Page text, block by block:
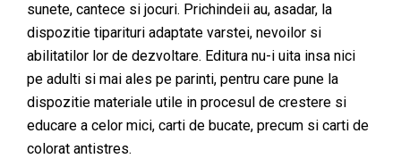
sunete, cantece si jocuri. Prichindeii au, asadar, la
dispozitie tiparituri adaptate varstei, nevoilor si
abilitatilor lor de dezvoltare. Editura nu-i uita insa nici
pe adulti si mai ales pe parinti, pentru care pune la
dispozitie materiale utile in procesul de crestere si
educare a celor mici, carti de bucate, precum si carti de
colorat antistres.